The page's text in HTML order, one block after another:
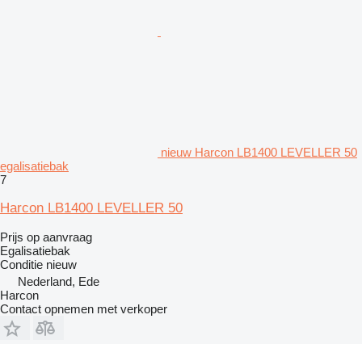
nieuw Harcon LB1400 LEVELLER 50
egalisatiebak
7
Harcon LB1400 LEVELLER 50
Prijs op aanvraag
Egalisatiebak
Conditie nieuw
Nederland, Ede
Harcon
Contact opnemen met verkoper